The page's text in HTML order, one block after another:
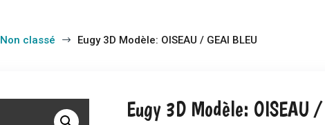
Non classé $ Eugy 3D Modèle: OISEAU / GEAI BLEU
Eugy 3D Modèle: OISEAU /